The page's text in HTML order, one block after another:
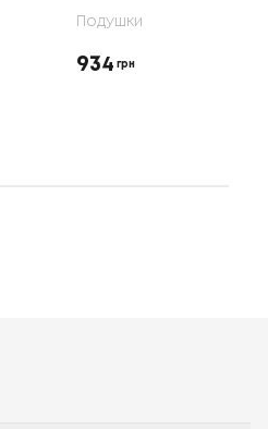
Подушки
934 грн